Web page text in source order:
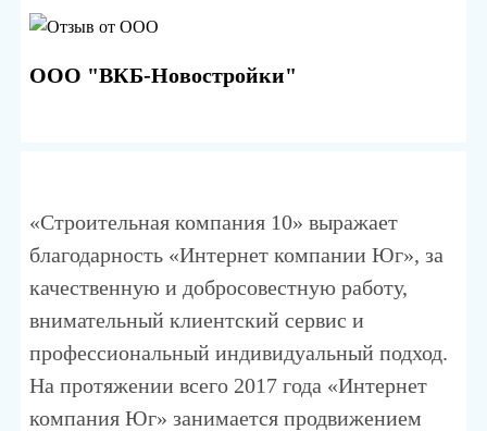
ООО "ВКБ-Новостройки"
«Строительная компания 10» выражает
благодарность «Интернет компании Юг», за
качественную и добросовестную работу,
внимательный клиентский сервис и
профессиональный индивидуальный подход.
На протяжении всего 2017 года «Интернет
компания Юг» занимается продвижением